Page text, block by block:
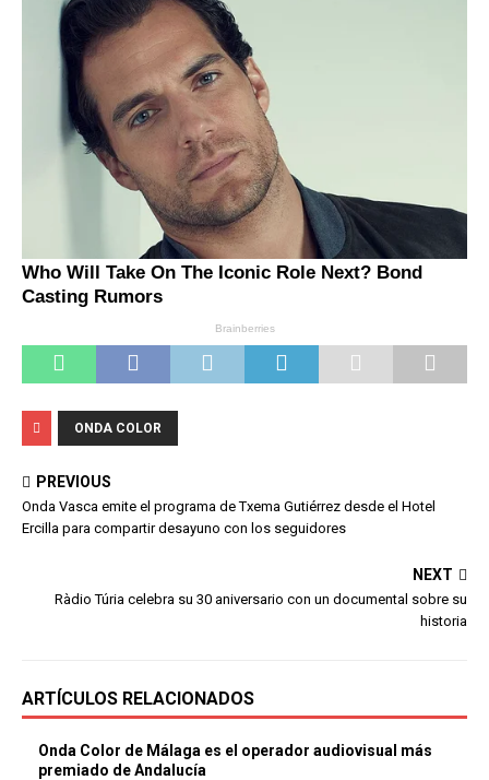
ONDA COLOR
PREVIOUS
Onda Vasca emite el programa de Txema Gutiérrez desde el Hotel
Ercilla para compartir desayuno con los seguidores
NEXT
Ràdio Túria celebra su 30 aniversario con un documental sobre su
historia
ARTÍCULOS RELACIONADOS
Onda Color de Málaga es el operador audiovisual más
premiado de Andalucía